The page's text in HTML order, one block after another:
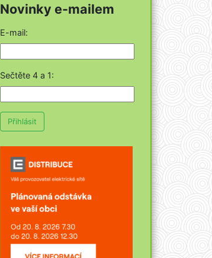
Novinky e-mailem
E-mail:
Sečtěte 4 a 1:
Přihlásit